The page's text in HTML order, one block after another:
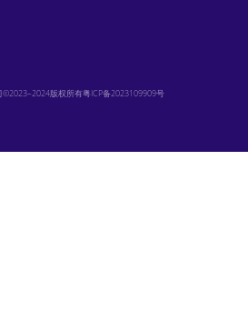
©2023–2024版权所有粤ICP备2023109909号